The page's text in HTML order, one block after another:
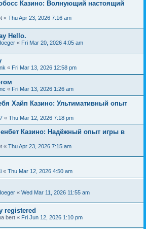
Казино: Волнующий настоящий
« Thu Apr 23, 2026 7:16 am
Hello.
« Fri Mar 20, 2026 4:05 am
« Fri Mar 13, 2026 12:58 pm
« Fri Mar 13, 2026 1:26 am
Хайп Казино: Ультимативный опыт
« Thu Mar 12, 2026 7:18 pm
Казино: Надёжный опыт игры в
« Thu Apr 23, 2026 7:15 am
« Thu Mar 12, 2026 4:50 am
« Wed Mar 11, 2026 11:55 am
registered
bert « Fri Jun 12, 2026 1:10 pm